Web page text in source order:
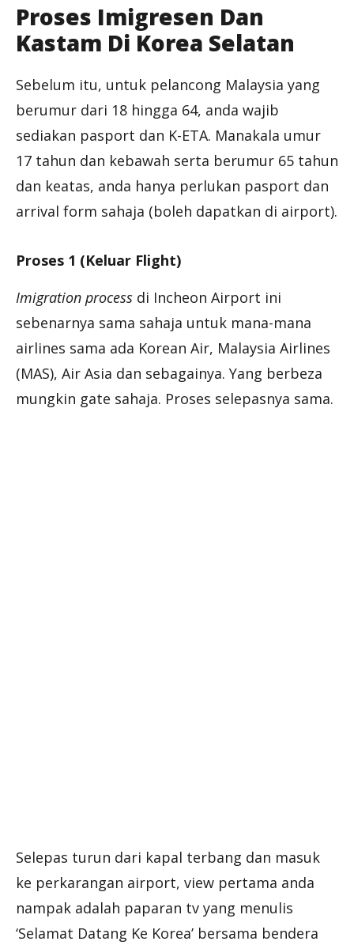
Proses Imigresen Dan
Kastam Di Korea Selatan
Sebelum itu, untuk pelancong Malaysia yang
berumur dari 18 hingga 64, anda wajib
sediakan pasport dan K-ETA. Manakala umur
17 tahun dan kebawah serta berumur 65 tahun
dan keatas, anda hanya perlukan pasport dan
arrival form sahaja (boleh dapatkan di airport).
Proses 1 (Keluar Flight)
Imigration process di Incheon Airport ini
sebenarnya sama sahaja untuk mana-mana
airlines sama ada Korean Air, Malaysia Airlines
(MAS), Air Asia dan sebagainya. Yang berbeza
mungkin gate sahaja. Proses selepasnya sama.
Selepas turun dari kapal terbang dan masuk
ke perkarangan airport, view pertama anda
nampak adalah paparan tv yang menulis
‘Selamat Datang Ke Korea’ bersama bendera